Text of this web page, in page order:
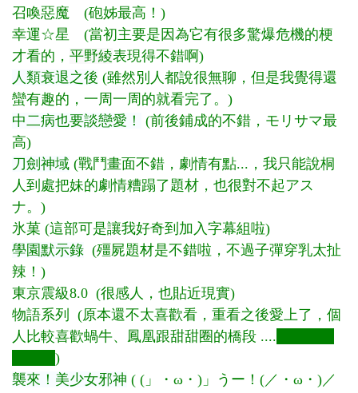
召喚惡魔 (砲姊最高！)
幸運☆星 (當初主要是因為它有很多驚爆危機的梗
才看的， 平野綾表現得不錯啊)
人類衰退之後 (雖然別人都說很無聊，但是我覺得還
蠻有趣的，一周一周的就看完了。)
中二病也要談戀愛！
(前後鋪成的不錯，モリサマ最
高)
刀劍神域 (戰鬥畫面不錯，劇情有點...，我只能說桐
人到處把妹的劇情糟蹋了題材，也很對不起アス
ナ。)
氷菓 (這部可是讓我好奇到加入字幕組啦)
學園默示錄 (殭屍題材是不錯啦，不過子彈穿乳太扯
辣！)
東京震級8.0 (很感人，也貼近現實)
物語系列 (原本還不太喜歡看，重看之後愛上了，個
人比較喜歡蝸牛、鳳凰跟甜甜圈的橋段 ....
)
襲來！美少女邪神 ( (」・ω・)」うー！(／・ω・)／